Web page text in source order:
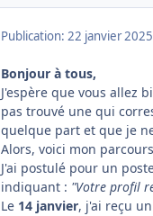
Publication: 22 janvier 2025
Bonjour à tous,
J'espère que vous allez
pas trouvé une qui
quelque part et que je
Alors, voici mon
J'ai postulé pour un
indiquant : "Votre profil
Le 14 janvier, j'ai reçu